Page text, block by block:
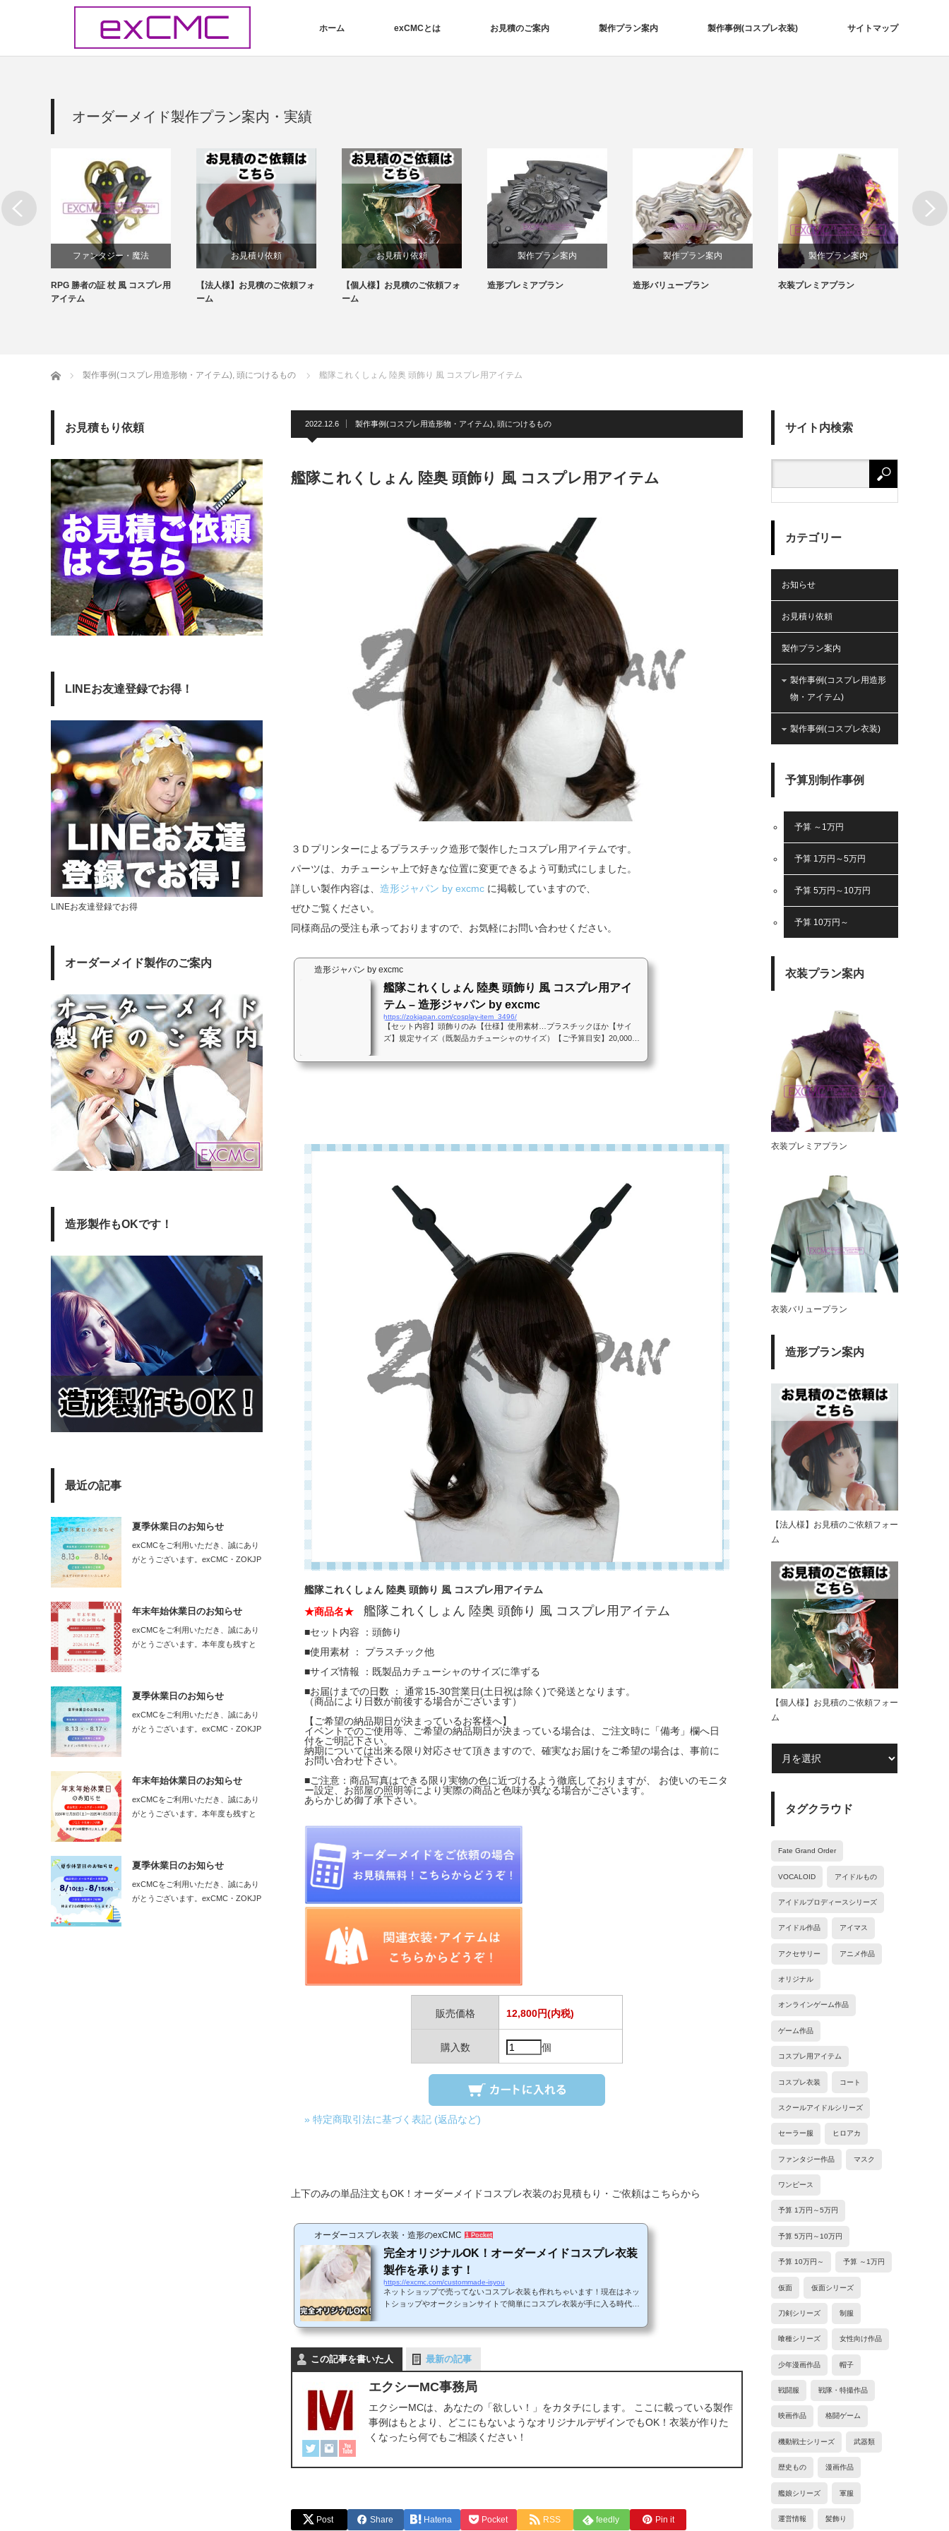
ホーム exCMCとは お見積のご案内 製作プラン案内 製作事例(コスプレ衣装) サイトマップ
オーダーメイド製作プラン案内・実績
お見積り依頼
【法人様】お見積のご依頼フォ
ーム
お見積り依頼
【個人様】お見積のご依頼フォ
ーム
製作プラン案内
造形プレミアプラン
製作プラン案内
造形バリュープラン
製作プラン案内
衣装プレミアプラン
製作プラン案内
衣装バリュープラン
Next
ホーム 製作事例(コスプレ用造形物・アイテム), 頭につけるもの 艦隊これくしょん 陸奥 頭飾り 風 コスプレ用アイテム
2022.12.6 製作事例(コスプレ用造形物・アイテム) 頭につけるもの
艦隊これくしょん 陸奥 頭飾り 風 コスプレ用アイテム
３Ｄプリンターによるプラスチック造形で製作したコスプレ用アイテムです。
パーツは、カチューシャ上で好きな位置に変更できるよう可動式にしました。
詳しい製作内容は、 造形ジャパン by excmc に掲載していますので、
ぜひご覧ください。
同様商品の受注も承っておりますので、お気軽にお問い合わせください。
造形ジャパン by excmc
艦隊これくしょん 陸奥 頭飾り 風 コスプレ用アイ
テム – 造形ジャパン by excmc
https://zokjapan.com/cosplay-item_3496/
【セット内容】頭飾りのみ【仕様】使用素材…プラスチックほか【サイ
ズ】規定サイズ（既製品カチューシャのサイズ）【ご予算目安】20,000円
艦隊これくしょん 陸奥 頭飾り 風 コスプレ用アイテム
★商品名★
艦隊これくしょん 陸奥 頭飾り 風 コスプレ用アイテム
■セット内容 ：頭飾り
■使用素材 ： プラスチック他
■サイズ情報 ：既製品カチューシャのサイズに準ずる
■お届けまでの日数 ： 通常15-30営業日(土日祝は除く)で発送となります。
（商品により日数が前後する場合がございます）
【ご希望の納品期日が決まっているお客様へ】
イベントでのご使用等、ご希望の納品期日が決まっている場合は、ご注文時に「備考」欄へ日
付をご明記下さい。
納期については出来る限り対応させて頂きますので、確実なお届けをご希望の場合は、事前に
お問い合わせ下さい。
■ご注意：商品写真はできる限り実物の色に近づけるよう徹底しておりますが、 お使いのモニタ
ー設定、お部屋の照明等により実際の商品と色味が異なる場合がございます。
あらかじめ御了承下さい。
販売価格 12,800円(内税)
購入数 個
» 特定商取引法に基づく表記 (返品など)
上下のみの単品注文もOK！オーダーメイドコスプレ衣装のお見積もり・ご依頼はこちらから
オーダーコスプレ衣装・造形のexCMC 1 Pocket
完全オリジナルOK！オーダーメイドコスプレ衣装
製作を承ります！
https://excmc.com/custommade-isyou
ネットショップで売ってないコスプレ衣装も作れちゃいます！現在はネッ
トショップやオークションサイトで簡単にコスプレ衣装が手に入る時代で
や最新のゲームの作品ばかり。あまり人気でないマイナー作品や過去の作
こともあり、実際に衣装を製作するのが難しくて断念したという方も多い
この記事を書いた人 最新の記事
エクシーMC事務局
エクシーMCは、あなたの「欲しい！」をカタチにします。 ここに載っている製作
事例はもとより、どこにもないようなオリジナルデザインでもOK！衣装が作りた
くなったら何でもご相談ください！
Post Share Hatena Pocket RSS feedly Pin it
お見積もり依頼
LINEお友達登録でお得！
LINEお友達登録でお得
オーダーメイド製作のご案内
造形製作もOKです！
最近の記事
夏季休業日のお知らせ
exCMCをご利用いただき、誠にあり
がとうございます。exCMC・ZOKJP
年末年始休業日のお知らせ
exCMCをご利用いただき、誠にあり
がとうございます。本年度も残すと
夏季休業日のお知らせ
exCMCをご利用いただき、誠にあり
がとうございます。exCMC・ZOKJP
年末年始休業日のお知らせ
exCMCをご利用いただき、誠にあり
がとうございます。本年度も残すと
夏季休業日のお知らせ
exCMCをご利用いただき、誠にあり
がとうございます。exCMC・ZOKJP
サイト内検索
カテゴリー
お知らせ
お見積り依頼
製作プラン案内
製作事例(コスプレ用造形
物・アイテム)
製作事例(コスプレ衣装)
予算別制作事例
予算 ～1万円
予算 1万円～5万円
予算 5万円～10万円
予算 10万円～
衣装プラン案内
衣装プレミアプラン
衣装バリュープラン
造形プラン案内
【法人様】お見積のご依頼フォー
ム
【個人様】お見積のご依頼フォー
ム
タグクラウド
Fate Grand Order
VOCALOID アイドルもの
アイドルプロディースシリーズ
アイドル作品 アイマス
アクセサリー アニメ作品
オリジナル
オンラインゲーム作品
ゲーム作品
コスプレ用アイテム
コスプレ衣装 コート
スクールアイドルシリーズ
セーラー服 ヒロアカ
ファンタジー作品 マスク
ワンピース
予算 1万円～5万円
予算 5万円～10万円
予算 10万円～ 予算 ～1万円
仮面 仮面シリーズ
刀剣シリーズ 制服
喰種シリーズ 女性向け作品
少年漫画作品 帽子
戦闘服 戦隊・特撮作品
映画作品 格闘ゲーム
機動戦士シリーズ 武器類
歴史もの 漫画作品
艦娘シリーズ 軍服
運営情報 髪飾り